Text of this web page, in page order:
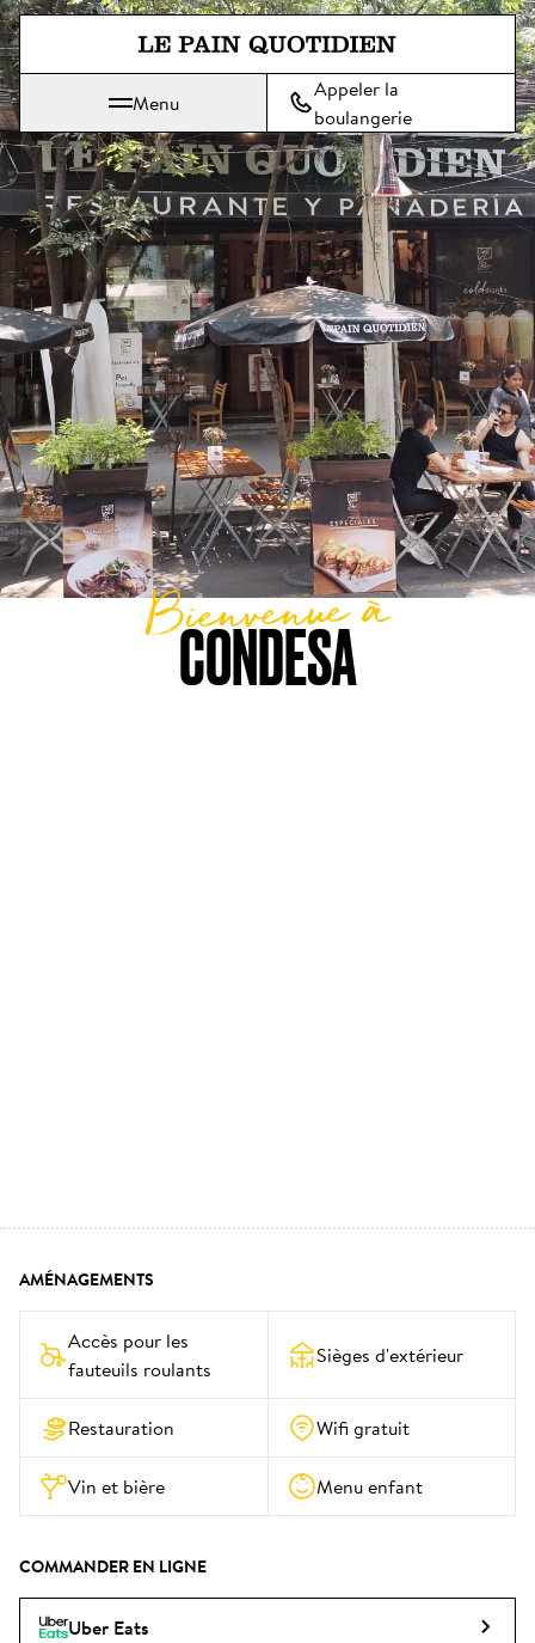
Aller directement au contenu
Le Pain Quotidien, une tradition qui se savoure chaque jour
Menu
Appeler la
boulangerie
CONDESA
Bienvenue à
AMÉNAGEMENTS
Accès pour les
fauteuils roulants
Sièges d'extérieur
Restauration Wifi gratuit
Vin et bière Menu enfant
COMMANDER EN LIGNE
Uber Eats